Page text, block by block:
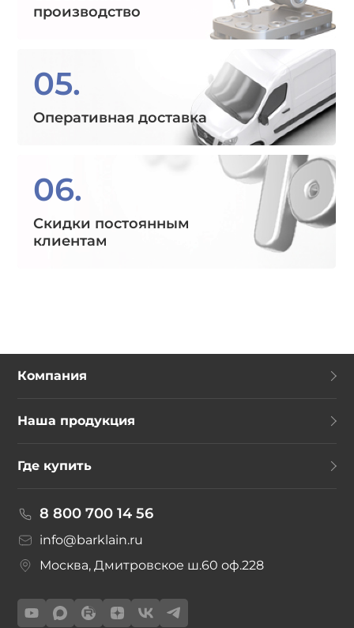
производство
05.
Оперативная доставка
06.
Скидки постоянным
клиентам
Компания
Наша продукция
Где купить
8 800 700 14 56
info@barklain.ru
Москва, Дмитровское ш.60 оф.228